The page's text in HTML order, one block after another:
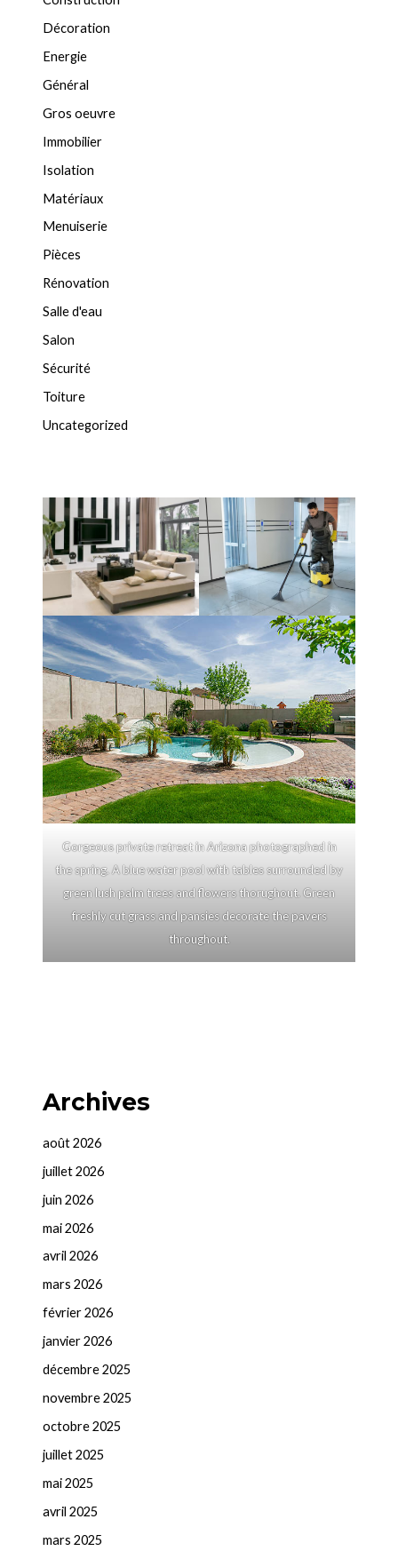
Décoration
Energie
Général
Gros oeuvre
Immobilier
Isolation
Matériaux
Menuiserie
Pièces
Rénovation
Salle d'eau
Salon
Sécurité
Toiture
Uncategorized
Gorgeous private retreat in Arizona photographed in
the spring. A blue water pool with tables surrounded by
green lush palm trees and flowers thorughout. Green
freshly cut grass and pansies decorate the pavers
throughout.
Archives
août 2026
juillet 2026
juin 2026
mai 2026
avril 2026
mars 2026
février 2026
janvier 2026
décembre 2025
novembre 2025
octobre 2025
juillet 2025
mai 2025
avril 2025
mars 2025